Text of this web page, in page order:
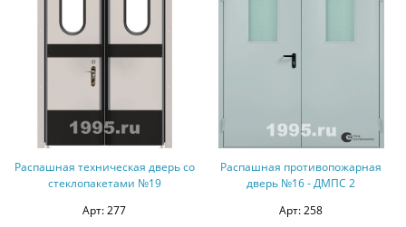
Распашная техническая дверь со
стеклопакетами №19
Арт: 277
Распашная противопожарная
дверь №16 - ДМПС 2
Арт: 258